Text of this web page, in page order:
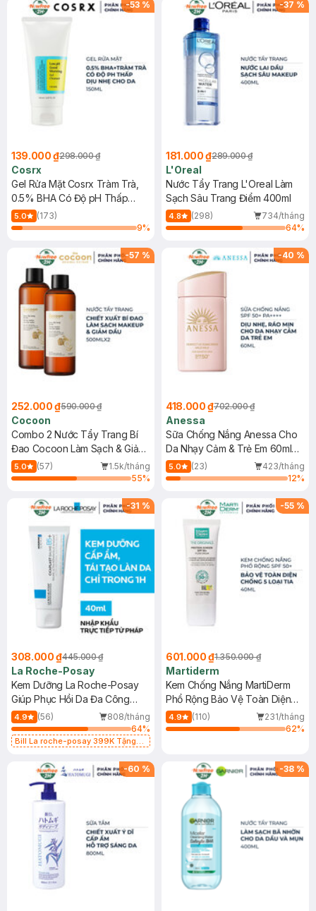
-53 %
139.000 ₫298.000 ₫
Cosrx
Gel Rửa Mặt Cosrx Tràm Trà,
0.5% BHA Có Độ pH Thấp
150ml
5.0
(173)
9%
-37 %
181.000 ₫289.000 ₫
L'Oreal
Nước Tẩy Trang L'Oreal Làm
Sạch Sâu Trang Điểm 400ml
4.8 (298)
734/tháng
64%
-57 %
252.000 ₫590.000 ₫
Cocoon
Combo 2 Nước Tẩy Trang Bí
Đao Cocoon Làm Sạch & Giảm
Dầu 500ml
5.0 (57)
1.5k/tháng
55%
-40 %
418.000 ₫702.000 ₫
Anessa
Sữa Chống Nắng Anessa Cho
Da Nhạy Cảm & Trẻ Em 60ml
(Mới)
5.0 (23)
423/tháng
12%
-31 %
308.000 ₫445.000 ₫
La Roche-Posay
Kem Dưỡng La Roche-Posay
Giúp Phục Hồi Da Đa Công
Dụng 40ml
4.9 (56)
808/tháng
64%
Bill La roche-posay 399K Tặng
(SL có hạn)
-55 %
601.000 ₫1.350.000 ₫
Martiderm
Kem Chống Nắng MartiDerm
Phổ Rộng Bảo Vệ Toàn Diện
40ml
4.9 (110)
231/tháng
62%
-60 % -38 %